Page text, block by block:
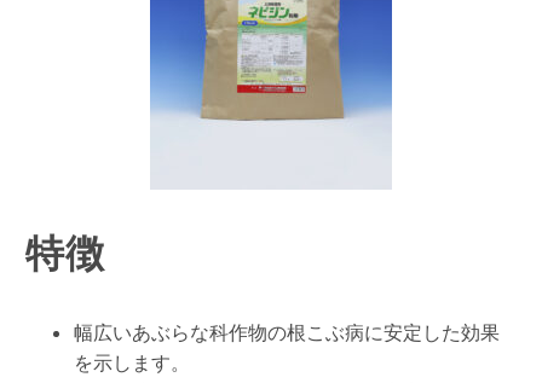
特徴
幅広いあぶらな科作物の根こぶ病に安定した効果
を示します。